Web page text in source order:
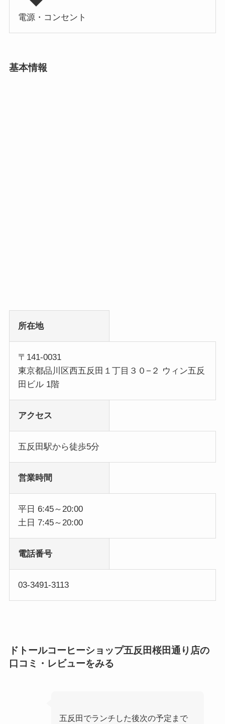
電源・コンセント
基本情報
所在地
〒141-0031
東京都品川区西五反田１丁目３０−２ ウィン五反
田ビル 1階
アクセス
五反田駅から徒歩5分
営業時間
平日 6:45～20:00
土日 7:45～20:00
電話番号
03-3491-3113
ドトールコーヒーショップ五反田桜田通り店の
口コミ・レビューをみる
五反田でランチした後次の予定まで